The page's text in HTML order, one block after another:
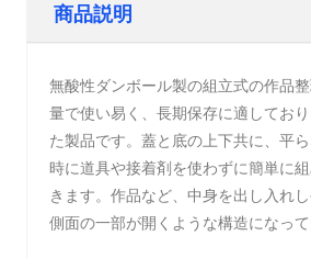
商品説明
無酸性ダンボール製の組立式の作品
量で使い易く、長期保存に適してお
た製品です。蓋と底の上下共に、平
時に道具や接着剤を使わずに簡単に
きます。作品など、中身を出し入れ
側面の一部が開くような構造になって